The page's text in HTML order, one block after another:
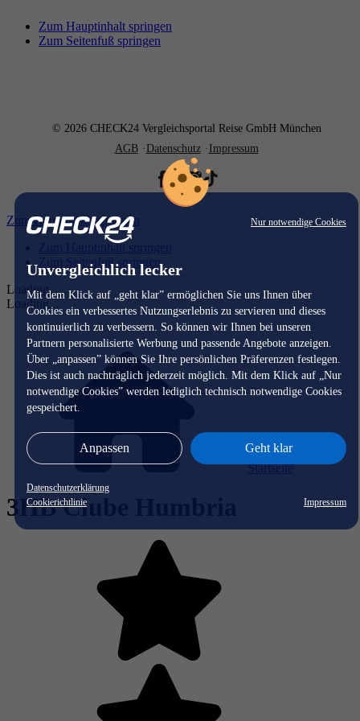
Nur notwendige Cookies
Unvergleichlich lecker
Mit dem Klick auf „geht klar” ermöglichen Sie uns Ihnen über
Cookies ein verbessertes Nutzungserlebnis zu servieren und dieses
kontinuierlich zu verbessern. So können wir Ihnen bei unseren
Partnern personalisierte Werbung und passende Angebote anzeigen.
Über „anpassen” können Sie Ihre persönlichen Präferenzen festlegen.
Dies ist auch nachträglich jederzeit möglich. Mit dem Klick auf „Nur
notwendige Cookies” werden lediglich technisch notwendige Cookies
gespeichert.
Anpassen Geht klar
Datenschutzerklärung
Cookierichtlinie
Impressum
Zum Hauptinhalt springen
Zum Seitenfuß springen
© 2026 CHECK24 Vergleichsportal Reise GmbH München
AGB
Datenschutz Impressum
Zum Hauptinhalt springen
Zum Hauptinhalt springen
Zum Seitenfuß springen
Loading...
Loading...
Startseite
3HB Clube Humbria